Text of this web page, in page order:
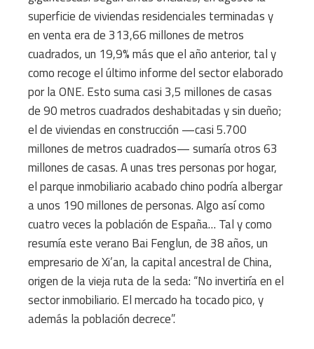
superficie de viviendas residenciales terminadas y
en venta era de 313,66 millones de metros
cuadrados, un 19,9% más que el año anterior, tal y
como recoge el último informe del sector elaborado
por la ONE. Esto suma casi 3,5 millones de casas
de 90 metros cuadrados deshabitadas y sin dueño;
el de viviendas en construcción —casi 5.700
millones de metros cuadrados— sumaría otros 63
millones de casas. A unas tres personas por hogar,
el parque inmobiliario acabado chino podría albergar
a unos 190 millones de personas. Algo así como
cuatro veces la población de España… Tal y como
resumía este verano Bai Fenglun, de 38 años, un
empresario de Xi’an, la capital ancestral de China,
origen de la vieja ruta de la seda: “No invertiría en el
sector inmobiliario. El mercado ha tocado pico, y
además la población decrece”.